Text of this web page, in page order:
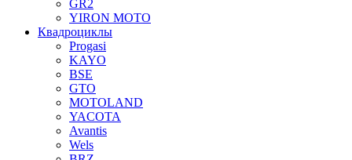
GR2
YIRON MOTO
Квадроциклы
Progasi
KAYO
BSE
GTO
MOTOLAND
YACOTA
Avantis
Wels